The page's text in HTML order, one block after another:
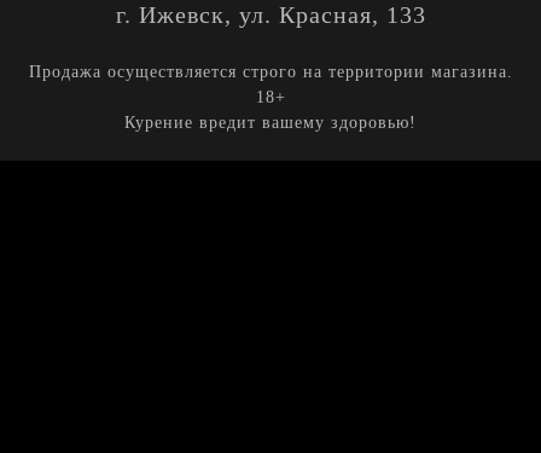
г. Ижевск, ул. Красная, 133
Продажа осуществляется строго на территории магазина.
18+
Курение вредит вашему здоровью!